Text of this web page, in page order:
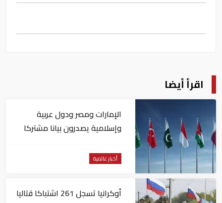
اقرأ أيضا
الإمارات ومصر ودول عربية
وإسلامية يصدرون بيانا مشتركا
غزة
أخبار عالمية
أوكرانيا تسجل 261 اشتباكا قتاليا